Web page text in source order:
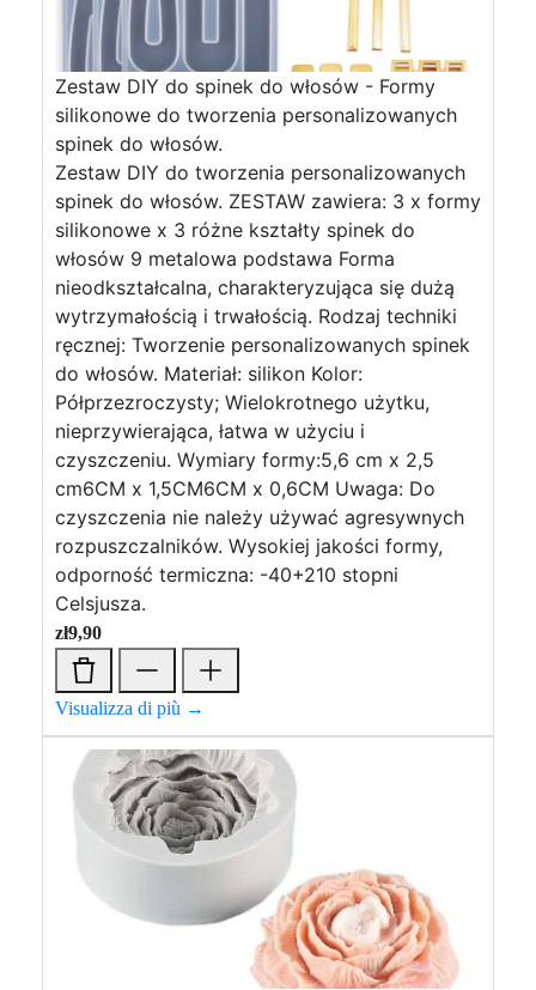
Zestaw DIY do spinek do włosów - Formy
silikonowe do tworzenia personalizowanych
spinek do włosów.
Zestaw DIY do tworzenia personalizowanych
spinek do włosów. ZESTAW zawiera: 3 x formy
silikonowe x 3 różne kształty spinek do
włosów 9 metalowa podstawa Forma
nieodkształcalna, charakteryzująca się dużą
wytrzymałością i trwałością. Rodzaj techniki
ręcznej: Tworzenie personalizowanych spinek
do włosów. Materiał: silikon Kolor:
Półprzezroczysty; Wielokrotnego użytku,
nieprzywierająca, łatwa w użyciu i
czyszczeniu. Wymiary formy:5,6 cm x 2,5
cm6CM x 1,5CM6CM x 0,6CM Uwaga: Do
czyszczenia nie należy używać agresywnych
rozpuszczalników. Wysokiej jakości formy,
odporność termiczna: -40+210 stopni
Celsjusza.
zł9,90
Visualizza di più →